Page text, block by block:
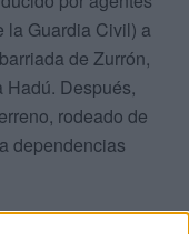
la Guardia Civil) a
de Zurrón,
Hadú. Después,
rodeado de
dependencias
detener a uno de los